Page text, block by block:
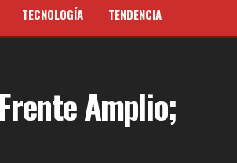
TECNOLOGÍA TENDENCIA
Amplio;